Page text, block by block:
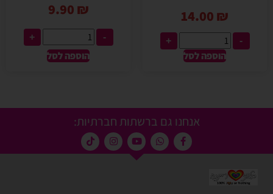
14.00 ₪
-
+
הוספה לסל
9.90 ₪
-
+
הוספה לסל
אנחנו גם ברשתות חברתיות: